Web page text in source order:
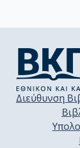
Διεύθυνση